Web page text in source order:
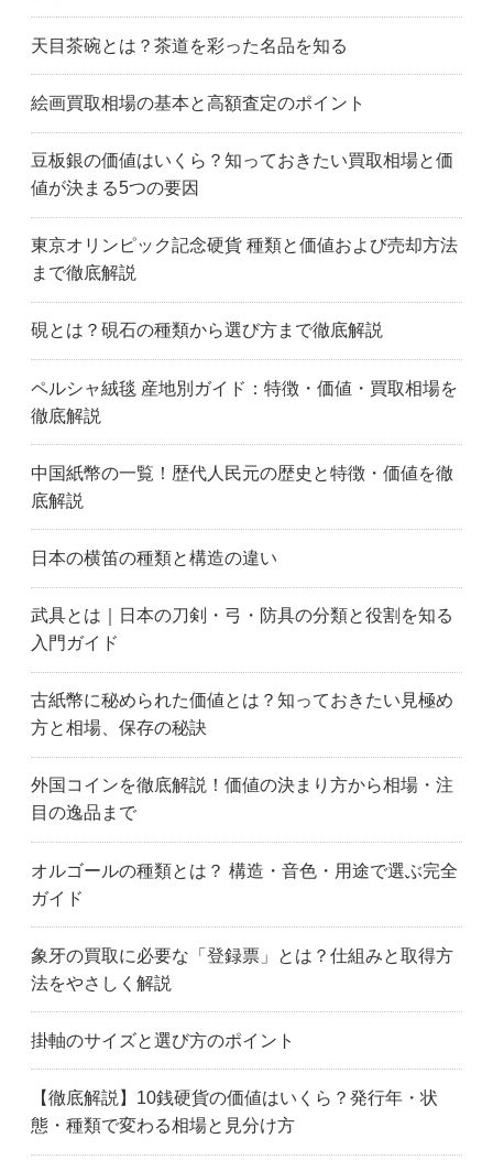
天目茶碗とは？茶道を彩った名品を知る
絵画買取相場の基本と高額査定のポイント
豆板銀の価値はいくら？知っておきたい買取相場と価
値が決まる5つの要因
東京オリンピック記念硬貨 種類と価値および売却方法
まで徹底解説
硯とは？硯石の種類から選び方まで徹底解説
ペルシャ絨毯 産地別ガイド：特徴・価値・買取相場を
徹底解説
中国紙幣の一覧！歴代人民元の歴史と特徴・価値を徹
底解説
日本の横笛の種類と構造の違い
武具とは｜日本の刀剣・弓・防具の分類と役割を知る
入門ガイド
古紙幣に秘められた価値とは？知っておきたい見極め
方と相場、保存の秘訣
外国コインを徹底解説！価値の決まり方から相場・注
目の逸品まで
オルゴールの種類とは？ 構造・音色・用途で選ぶ完全
ガイド
象牙の買取に必要な「登録票」とは？仕組みと取得方
法をやさしく解説
掛軸のサイズと選び方のポイント
【徹底解説】10銭硬貨の価値はいくら？発行年・状
態・種類で変わる相場と見分け方